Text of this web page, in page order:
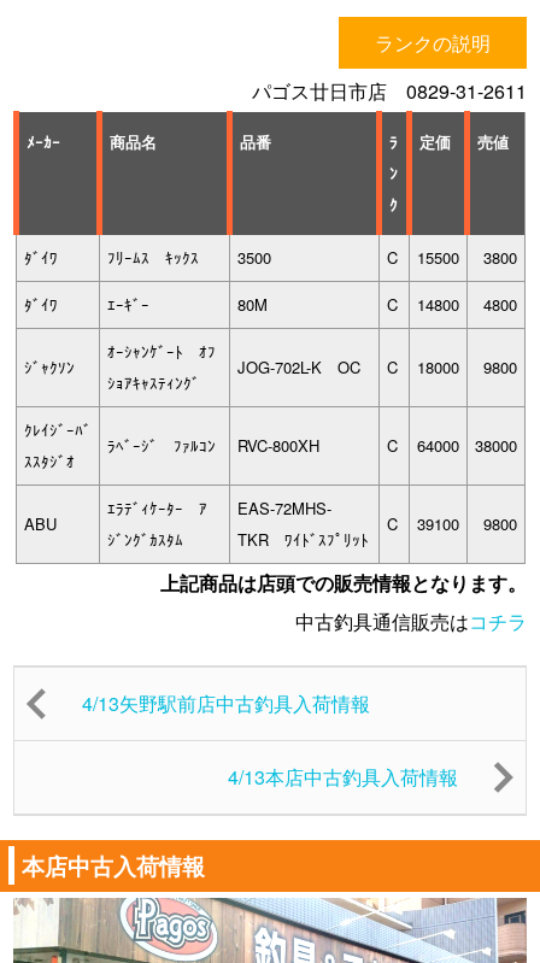
ランクの説明
パゴス廿日市店 0829-31-2611
ﾒｰｶｰ 商品名 品番
ﾗ
ﾝ
ｸ
定価 売値
ﾀﾞｲﾜ ﾌﾘｰﾑｽ ｷｯｸｽ 3500 C 15500 3800
ﾀﾞｲﾜ ｴｰｷﾞｰ 80M C 14800 4800
ｼﾞｬｸｿﾝ
ｵｰｼｬﾝｹﾞｰﾄ ｵﾌ
ｼｮｱｷｬｽﾃｨﾝｸﾞ
JOG-702L-K OC C 18000 9800
ｸﾚｲｼﾞｰﾊﾞ
ｽｽﾀｼﾞｵ
ﾗﾍﾞｰｼﾞ ﾌｧﾙｺﾝ RVC-800XH C 64000 38000
ABU
ｴﾗﾃﾞｨｹｰﾀｰ ｱ
ｼﾞﾝｸﾞｶｽﾀﾑ
EAS-72MHS-
TKR ﾜｲﾄﾞｽﾌﾟﾘｯﾄ
C 39100 9800
上記商品は店頭での販売情報となります。
中古釣具通信販売はコチラ
4/13矢野駅前店中古釣具入荷情報
4/13本店中古釣具入荷情報
本店中古入荷情報